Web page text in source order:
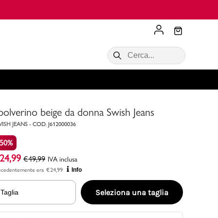
Acquista ora
VALIGIE CIAK
Acquista
Scopri di più
Consigli
beige da donna Swish Jeans
JEANS - COD. J612000036
24,99 €49,99 IVA inclusa
era €24,99 Info
Taglia Seleziona una taglia